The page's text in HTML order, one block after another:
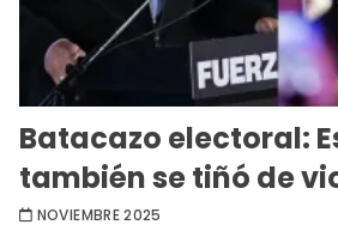
Batacazo electoral:
también se tiñó de
NOVIEMBRE 2025